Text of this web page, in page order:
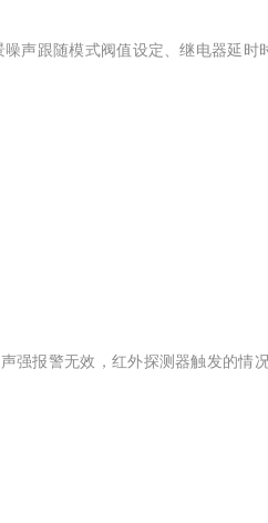
跟随模式阀值设定、继电器延时
报警无效，红外探测器触发的情